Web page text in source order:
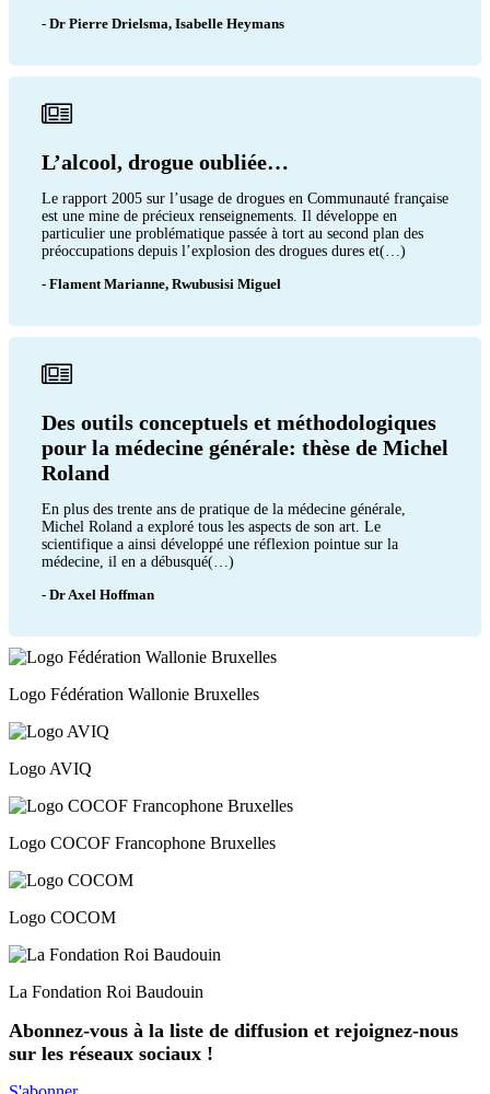
- Dr Pierre Drielsma, Isabelle Heymans
L’alcool, drogue oubliée…
Le rapport 2005 sur l’usage de drogues en Communauté française
est une mine de précieux renseignements. Il développe en
particulier une problématique passée à tort au second plan des
préoccupations depuis l’explosion des drogues dures et(…)
- Flament Marianne, Rwubusisi Miguel
Des outils conceptuels et méthodologiques
pour la médecine générale: thèse de Michel
Roland
En plus des trente ans de pratique de la médecine générale,
Michel Roland a exploré tous les aspects de son art. Le
scientifique a ainsi développé une réflexion pointue sur la
médecine, il en a débusqué(…)
- Dr Axel Hoffman
Logo Fédération Wallonie Bruxelles
Logo AVIQ
Logo COCOF Francophone Bruxelles
Logo COCOM
La Fondation Roi Baudouin
Abonnez-vous à la liste de diffusion et rejoignez-nous
sur les réseaux sociaux !